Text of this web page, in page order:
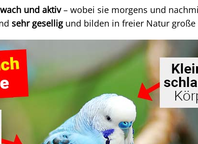
und aktiv– wobei sie morgens und
sehr geselligund bilden in freier Natur große